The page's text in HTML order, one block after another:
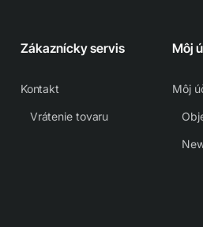
Zákaznícky servis
Kontakt
Vrátenie tovaru
Môj
Môj